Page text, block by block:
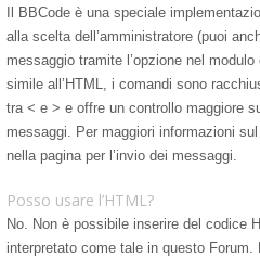
Il BBCode è una speciale
alla scelta dell’amministratore (puoi
messaggio tramite l’opzione nel
simile all’HTML, i comandi sono
tra < e > e offre un controllo maggiore
messaggi. Per maggiori informazioni
nella pagina per l’invio dei messaggi.
Posso usare l’HTML?
No. Non è possibile inserire del codice
interpretato come tale in questo Forum.